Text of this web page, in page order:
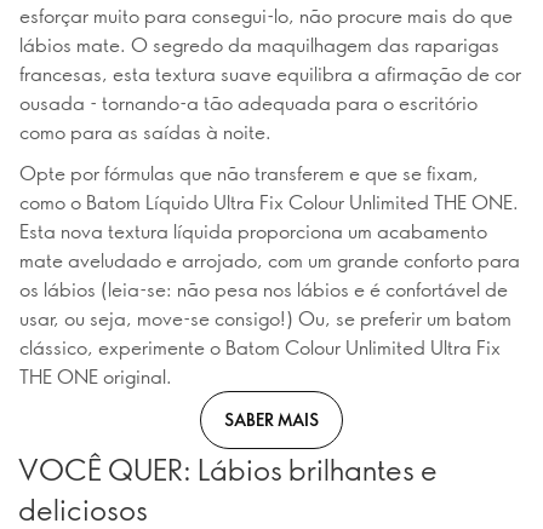
esforçar muito para consegui-lo, não procure mais do que
lábios mate. O segredo da maquilhagem das raparigas
francesas, esta textura suave equilibra a afirmação de cor
ousada - tornando-a tão adequada para o escritório
como para as saídas à noite.
Opte por fórmulas que não transferem e que se fixam,
como o Batom Líquido Ultra Fix Colour Unlimited THE ONE.
Esta nova textura líquida proporciona um acabamento
mate aveludado e arrojado, com um grande conforto para
os lábios (leia-se: não pesa nos lábios e é confortável de
usar, ou seja, move-se consigo!) Ou, se preferir um batom
clássico, experimente o Batom Colour Unlimited Ultra Fix
THE ONE original.
SABER MAIS
VOCÊ QUER: Lábios brilhantes e
deliciosos